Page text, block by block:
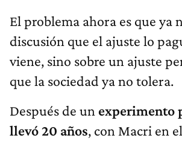
El problema ahora es que ya
discusión que el ajuste lo
viene, sino sobre un ajuste
que la sociedad ya no tolera.
Después de un experimento
llevó 20 años, con Macri en